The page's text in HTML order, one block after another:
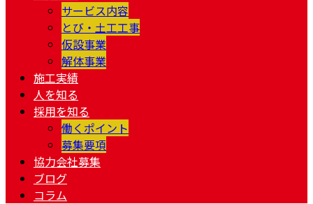
サービス内容
とび・土工工事
仮設事業
解体事業
施工実績
人を知る
採用を知る
働くポイント
募集要項
協力会社募集
ブログ
コラム